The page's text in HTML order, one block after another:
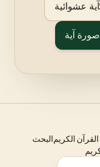
آية عشوائية
آية
الكريمالبحث